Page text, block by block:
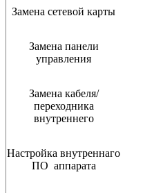
Замена сетевой карты
Замена панели
управления
Замена кабеля/
переходника
внутреннего
Настройка внутреннаго
ПО аппарата